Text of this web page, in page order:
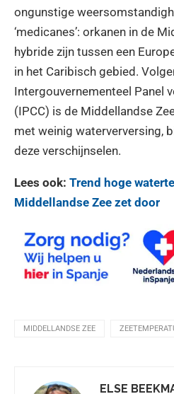
ongunstige
‘medicanes’: orkanen in de
hybride zijn tussen een
in het Caribisch gebied.
Intergouvernementeel Panel
(IPCC) is de Middellandse
met weinig waterverversing,
deze verschijnselen.
Lees ook: Trend hoge
Middellandse Zee zet door
MIDDELLANDSE ZEE
ELSE